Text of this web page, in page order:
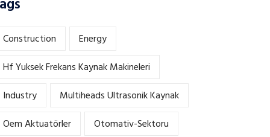
Construction
Energy
Hf Yuksek Frekans Kaynak Makineleri
Industry
Multiheads Ultrasonik Kaynak
Oem Aktuatörler
Otomativ-Sektoru